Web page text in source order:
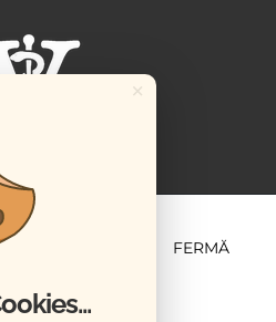
FERMĂ
×